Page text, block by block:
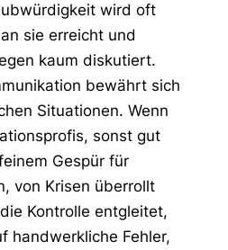
wird oft
sie erreicht und
kaum diskutiert.
bewährt sich
Situationen. Wenn
sonst gut
Gespür für
von Krisen überrollt
Kontrolle entgleitet,
handwerkliche Fehler,